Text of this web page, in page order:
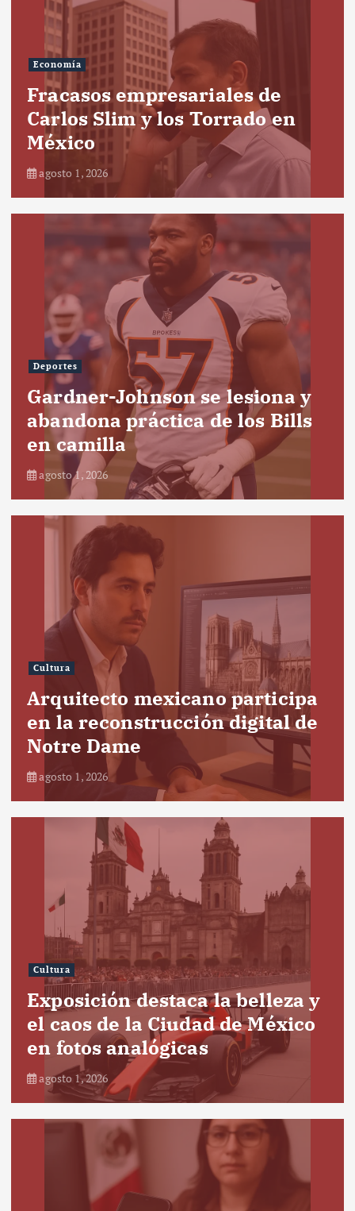
Economía
Fracasos empresariales de
Carlos Slim y los Torrado en
México
agosto 1, 2026
Deportes
Gardner-Johnson se lesiona y
abandona práctica de los Bills
en camilla
agosto 1, 2026
Cultura
Arquitecto mexicano participa
en la reconstrucción digital de
Notre Dame
agosto 1, 2026
Cultura
Exposición destaca la belleza y
el caos de la Ciudad de México
en fotos analógicas
agosto 1, 2026